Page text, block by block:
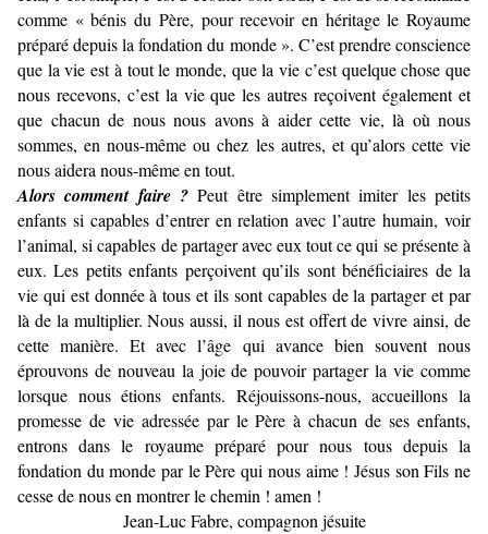
comme « bénis du Père, pour recevoir en héritage le Royaume
préparé depuis la fondation du monde ». C’est prendre conscience
que la vie est à tout le monde, que la vie c’est quelque chose que
nous recevons, c’est la vie que les autres reçoivent également et
que chacun de nous nous avons à aider cette vie, là où nous
sommes, en nous-même ou chez les autres, et qu’alors cette vie
nous aidera nous-même en tout.
Alors comment faire ? Peut être simplement imiter les petits
enfants si capables d’entrer en relation avec l’autre humain, voir
l’animal, si capables de partager avec eux tout ce qui se présente à
eux. Les petits enfants perçoivent qu’ils sont bénéficiaires de la
vie qui est donnée à tous et ils sont capables de la partager et par
là de la multiplier. Nous aussi, il nous est offert de vivre ainsi, de
cette manière. Et avec l’âge qui avance bien souvent nous
éprouvons de nouveau la joie de pouvoir partager la vie comme
lorsque nous étions enfants. Réjouissons-nous, accueillons la
promesse de vie adressée par le Père à chacun de ses enfants,
entrons dans le royaume préparé pour nous tous depuis la
fondation du monde par le Père qui nous aime ! Jésus son Fils ne
cesse de nous en montrer le chemin ! amen !
Jean-Luc Fabre, compagnon jésuite